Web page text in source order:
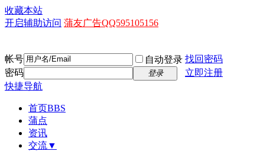
收藏本站
开启辅助访问 蒲友广告QQ595105156
帐号 自动登录 找回密码
密码
登录
立即注册
快捷导航
首页BBS
蒲点
资讯
交流▼